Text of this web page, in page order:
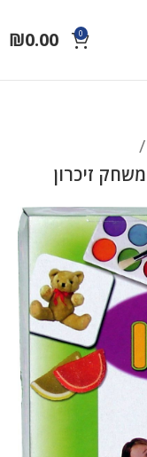
0
₪0.00
משחק זיכרון